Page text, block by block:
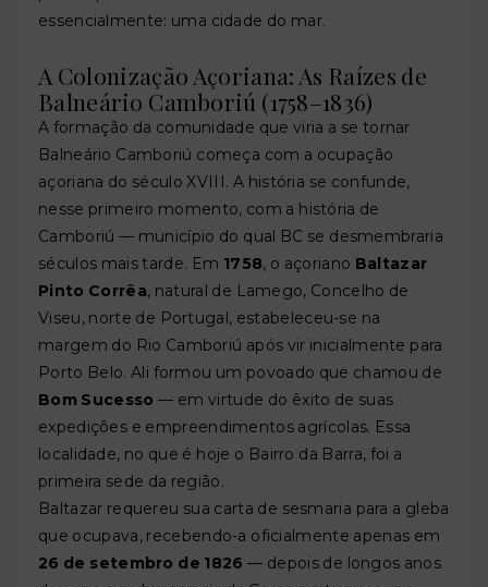
essencialmente: uma cidade do mar.
A Colonização Açoriana: As Raízes de
Balneário Camboriú (1758–1836)
A formação da comunidade que viria a se tornar
Balneário Camboriú começa com a ocupação
açoriana do século XVIII. A história se confunde,
nesse primeiro momento, com a história de
Camboriú — município do qual BC se desmembraria
séculos mais tarde. Em 1758, o açoriano Baltazar
Pinto Corrêa, natural de Lamego, Concelho de
Viseu, norte de Portugal, estabeleceu-se na
margem do Rio Camboriú após vir inicialmente para
Porto Belo. Ali formou um povoado que chamou de
Bom Sucesso — em virtude do êxito de suas
expedições e empreendimentos agrícolas. Essa
localidade, no que é hoje o Bairro da Barra, foi a
primeira sede da região.
Baltazar requereu sua carta de sesmaria para a gleba
que ocupava, recebendo-a oficialmente apenas em
26 de setembro de 1826 — depois de longos anos